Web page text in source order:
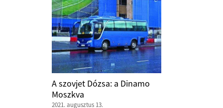
A szovjet Dózsa: a Dinamo
Moszkva
2021. augusztus 13.